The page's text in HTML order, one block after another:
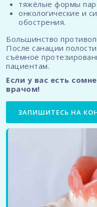
тяжёлые формы
онкологические и
обострения.
Большинство
После санации
съёмное
пациентам.
Если у вас есть
врачом!
ЗАПИШИТЕСЬ НА